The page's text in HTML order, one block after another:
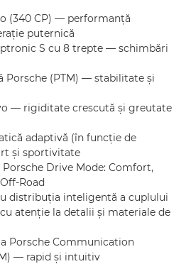
(340 CP) — performanță
puternică
S cu 8 trepte — schimbări
Porsche (PTM) — stabilitate și
— rigiditate crescută și greutate
adaptivă (în funcție de
și sportivitate
Drive Mode: Comfort,
Road
distribuția inteligentă a cuplului
atenție la detalii și materiale de
Porsche Communication
— rapid și intuitiv